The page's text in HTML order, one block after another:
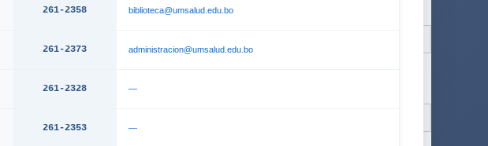
261-2358 biblioteca@umsalud.edu.bo
261-2373 administracion@umsalud.edu.bo
261-2328 —
261-2353 —